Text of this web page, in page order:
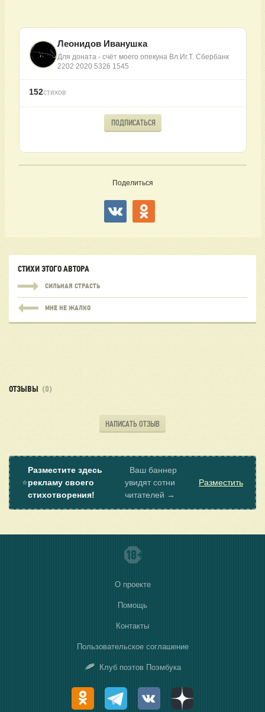
Леонидов Иванушка
Для доната - счёт моего опекуна Вл.Иг.Т. Сбербанк
2202 2020 5326 1545
152стихов
ПОДПИСАТЬСЯ
Поделиться
СТИХИ ЭТОГО АВТОРА
СИЛЬНАЯ СТРАСТЬ
МНЕ НЕ ЖАЛКО
ОТЗЫВЫ (0)
НАПИСАТЬ ОТЗЫВ
⭐
Разместите здесь
рекламу своего
стихотворения!
Ваш баннер
увидят сотни
читателей →
Разместить
О проекте
Помощь
Контакты
Пользовательское соглашение
Клуб поэтов Поэмбука